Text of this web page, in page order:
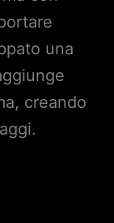
una
creando